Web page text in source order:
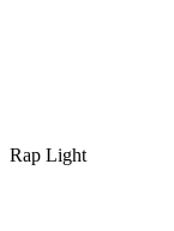
Rap Light